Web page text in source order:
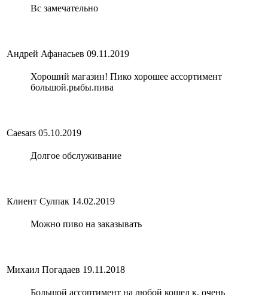
Вс замечательно
Андрей Афанасьев 09.11.2019
Хороший магазин! Пико хорошее ассортимент
большой.рыбы.пива
Caesars 05.10.2019
Долгое обслуживание
Клиент Сулпак 14.02.2019
Можно пиво на заказывать
Михаил Погадаев 19.11.2018
Большой ассортимент на любой кошел к, очень